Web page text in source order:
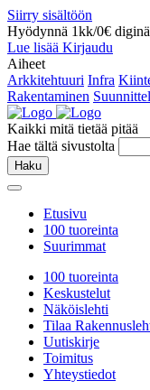
Siirry sisältöön
Hyödynnä 1kk/0€
Lue lisää Kirjaudu
Aiheet
Arkkitehtuuri Infra
Rakentaminen
Kaikki mitä tietää pitää
Hae tältä sivustolta
Haku
Etusivu
100 tuoreinta
Suurimmat
100 tuoreinta
Keskustelut
Näköislehti
Tilaa
Uutiskirje
Toimitus
Yhteystiedot